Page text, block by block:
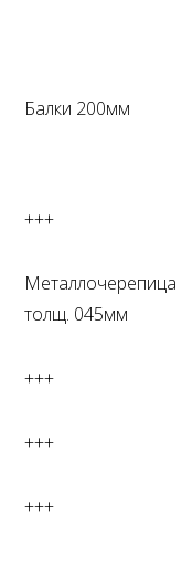
Балки 200мм
+++
Металлочерепица
толщ. 045мм
+++
+++
+++